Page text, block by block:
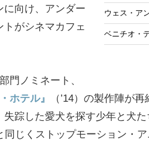
ウェス・ア
ベニチオ・
に向け、アンダー
トがシネマカフェ
門ノミネート、
ホテル』
（’14）の製作陣が
踪した愛犬を探す少年と犬た
同じくストップモーション・